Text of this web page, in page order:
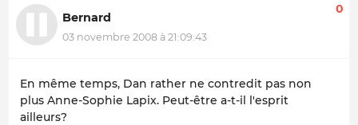
Bernard
03 novembre 2008 à 21:09:43
0
En même temps, Dan rather ne contredit pas non
plus Anne-Sophie Lapix. Peut-être a-t-il l'esprit
ailleurs?